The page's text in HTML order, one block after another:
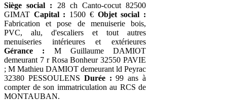
Siège social : 28 ch Canto-cocut 82500
GIMAT Capital : 1500 € Objet social :
Fabrication et pose de menuiserie bois,
PVC, alu, d'escaliers et tout autres
menuiseries intérieures et extérieures
Gérance : M Guillaume DAMIOT
demeurant 7 r Rosa Bonheur 32550 PAVIE
; M Mathieu DAMIOT demeurant ld Peyrac
32380 PESSOULENS Durée : 99 ans à
compter de son immatriculation au RCS de
MONTAUBAN.